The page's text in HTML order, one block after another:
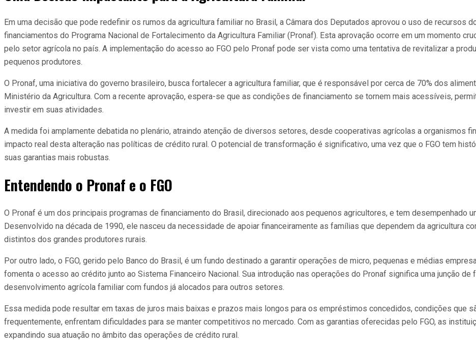
Em uma decisão que pode redefinir os rumos da agricultura familiar no Brasil, a Câmara dos Deputados aprovou o uso de recursos
financiamentos do Programa Nacional de Fortalecimento da Agricultura Familiar (Pronaf). Esta aprovação ocorre em um momento
pelo setor agrícola no país. A implementação do acesso ao FGO pelo Pronaf pode ser vista como uma tentativa de revitalizar a
pequenos produtores.
O Pronaf, uma iniciativa do governo brasileiro, busca fortalecer a agricultura familiar, que é responsável por cerca de 70% dos
Ministério da Agricultura. Com a recente aprovação, espera-se que as condições de financiamento se tornem mais acessíveis,
investir em suas atividades.
A medida foi amplamente debatida no plenário, atraindo atenção de diversos setores, desde cooperativas agrícolas a organismos
impacto real desta alteração nas políticas de crédito rural. O potencial de transformação é significativo, uma vez que o FGO tem
suas garantias mais robustas.
Entendendo o Pronaf e o FGO
O Pronaf é um dos principais programas de financiamento do Brasil, direcionado aos pequenos agricultores, e tem desempenhado
Desenvolvido na década de 1990, ele nasceu da necessidade de apoiar financeiramente as famílias que dependem da agricultura
distintos dos grandes produtores rurais.
Por outro lado, o FGO, gerido pelo Banco do Brasil, é um fundo destinado a garantir operações de micro, pequenas e médias
fomenta o acesso ao crédito junto ao Sistema Financeiro Nacional. Sua introdução nas operações do Pronaf significa uma junção
desenvolvimento agrícola familiar com fundos já alocados para outros setores.
Essa medida pode resultar em taxas de juros mais baixas e prazos mais longos para os empréstimos concedidos, condições que
frequentemente, enfrentam dificuldades para se manter competitivos no mercado. Com as garantias oferecidas pelo FGO, as
expandindo sua atuação no âmbito das operações de crédito rural.